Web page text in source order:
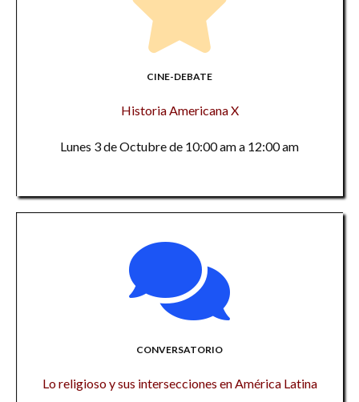
CINE-DEBATE
Historia Americana X
Lunes 3 de Octubre de 10:00 am a 12:00 am
CONVERSATORIO
Lo religioso y sus intersecciones en América Latina